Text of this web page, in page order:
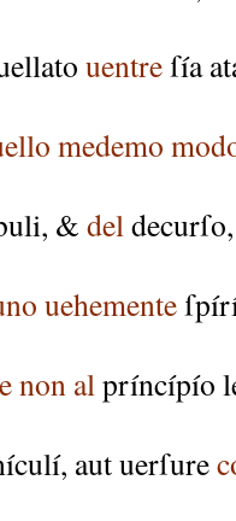
uentreſía
medemo
, & deldecurſo
uehemente
non alpríncípío
, autuerſure